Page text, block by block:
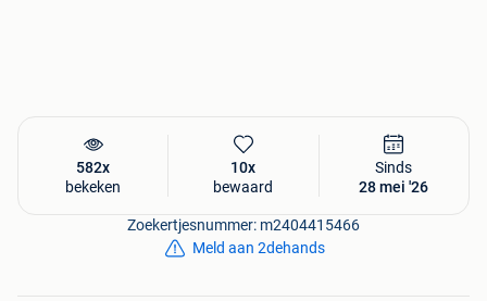
582x
bekeken
10x
bewaard
Sinds
28 mei '26
Zoekertjesnummer: m2404415466
Meld aan 2dehands